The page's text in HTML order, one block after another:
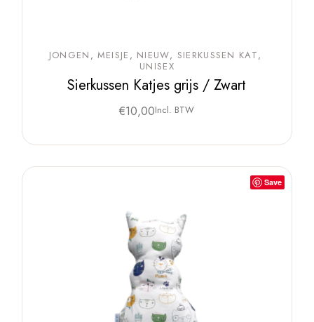
JONGEN MEISJE NIEUW
SIERKUSSEN KAT
UNISEX
Sierkussen Katjes grijs / Zwart
€10,00Incl. BTW
Save